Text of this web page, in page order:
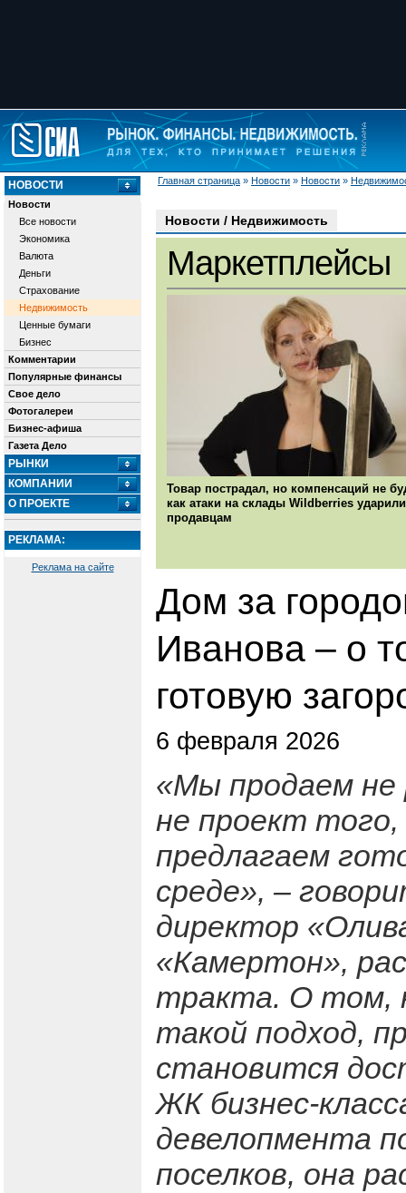
Главная страница » Новости » Новости »
НОВОСТИ
Новости
Все новости
Экономика
Валюта
Деньги
Страхование
Недвижимость
Ценные бумаги
Бизнес
Комментарии
Популярные финансы
Свое дело
Фотогалереи
Бизнес-афиша
Газета Дело
РЫНКИ
КОМПАНИИ
О ПРОЕКТЕ
РЕКЛАМА:
Реклама на сайте
Новости / Недвижимость
Маркетплейсы
Товар пострадал, но компенсаций не
как атаки на склады Wildberries
продавцам
Дом за
Иванова – о
готовую
6 февраля 2026
«Мы продаем не
не проект
предлагаем
среде», –
директор
«Камертон»,
тракта. О том,
такой подход,
становится
ЖК бизнес-
девелопмента
поселков, она